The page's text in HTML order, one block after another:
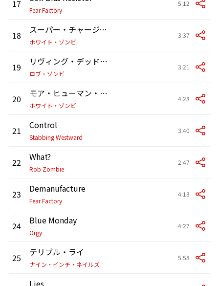
17
Fear Factory
5:12
18 スーパー・チャージャー・ヘヴン
ホワイト・ゾンビ
3:37
19 リヴィング・デッド・ガール
ロブ・ゾンビ
3:21
20 モア・ヒューマン・ザン・ヒューマン
ホワイト・ゾンビ
4:28
21 Control
Stabbing Westward
3:40
22 What?
Rob Zombie
2:47
23 Demanufacture
Fear Factory
4:13
24 Blue Monday
Orgy
4:27
25 テリブル・ライ
ナイン・インチ・ネイルズ
5:58
Lies